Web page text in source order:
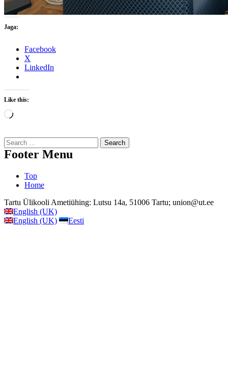
Jaga:
Facebook
X
LinkedIn
Like this:
Loading…
Search
for:
Footer Menu
Top
Home
English (UK)
English (UK)
Eesti